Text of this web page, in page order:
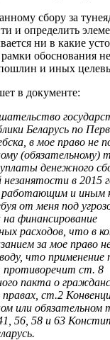
сбору за
и определить
ни в какие
обоснования
и иных
в документе:
Беларусь по
в мое право не
(обязательному)
денежного
незанятости в 2015
и иным
от меня под
финансирование
расходов, что в
за мое право
что применение
противоречит ст. 8
пакта о
правах, ст.2
или обязательном
56, 58 и 63